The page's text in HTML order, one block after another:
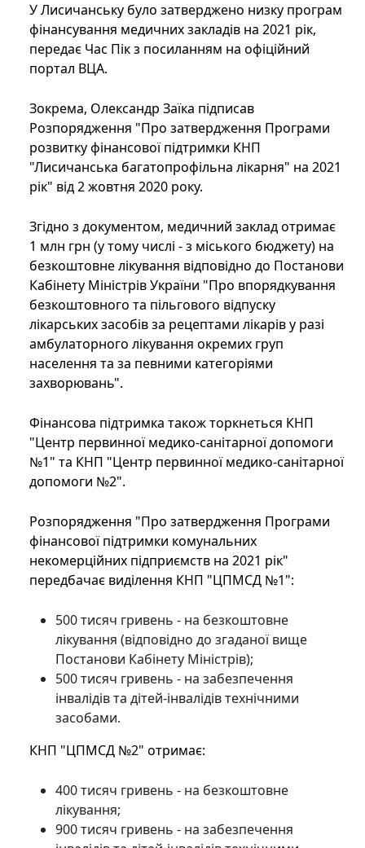
У Лисичанську було затверджено низку програм
фінансування медичних закладів на 2021 рік,
передає Час Пік з посиланням на офіційний
портал ВЦА.
Зокрема, Олександр Заїка підписав
Розпорядження "Про затвердження Програми
розвитку фінансової підтримки КНП
"Лисичанська багатопрофільна лікарня" на 2021
рік" від 2 жовтня 2020 року.
Згідно з документом, медичний заклад отримає
1 млн грн (у тому числі - з міського бюджету) на
безкоштовне лікування відповідно до Постанови
Кабінету Міністрів України "Про впорядкування
безкоштовного та пільгового відпуску
лікарських засобів за рецептами лікарів у разі
амбулаторного лікування окремих груп
населення та за певними категоріями
захворювань".
Фінансова підтримка також торкнеться КНП
"Центр первинної медико-санітарної допомоги
№1" та КНП "Центр первинної медико-санітарної
допомоги №2".
Розпорядження "Про затвердження Програми
фінансової підтримки комунальних
некомерційних підприємств на 2021 рік"
передбачає виділення КНП "ЦПМСД №1":
500 тисяч гривень - на безкоштовне
лікування (відповідно до згаданої вище
Постанови Кабінету Міністрів);
500 тисяч гривень - на забезпечення
інвалідів та дітей-інвалідів технічними
засобами.
КНП "ЦПМСД №2" отримає:
400 тисяч гривень - на безкоштовне
лікування;
900 тисяч гривень - на забезпечення